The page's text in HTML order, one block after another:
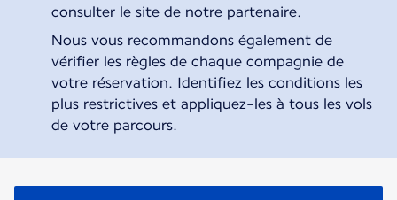
consulter le site de notre partenaire.
Nous vous recommandons également de
vérifier les règles de chaque compagnie de
votre réservation. Identifiez les conditions les
plus restrictives et appliquez-les à tous les vols
de votre parcours.